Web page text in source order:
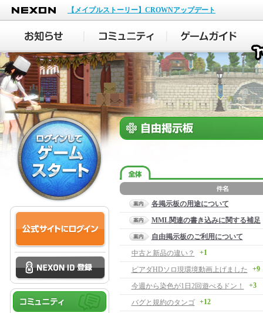
NEXON
【メイプルストーリー】CROWNアップデート
各掲示板の用途について
MML関連の書き込みに関する補足
自由掲示板のご利用について
中古と新品の違い？
+1
ピアダHDソロ現環境動画上げました +9
今週から染色が1日2回遊べるドン！ +3
バグと規約のタンゴ +12